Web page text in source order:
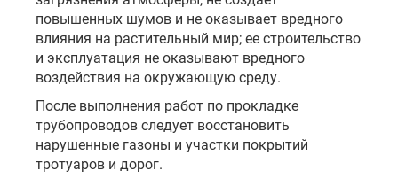
повышенных шумов и не оказывает вредного
влияния на растительный мир; ее строительство
и эксплуатация не оказывают вредного
воздействия на окружающую среду.
После выполнения работ по прокладке
трубопроводов следует восстановить
нарушенные газоны и участки покрытий
тротуаров и дорог.